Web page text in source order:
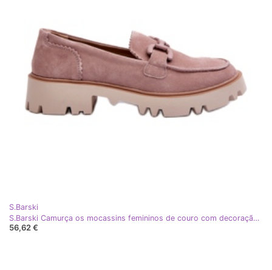
S.Barski
S.Barski Camurça os mocassins femininos de couro com decoração tw117 rosa
56,62 €